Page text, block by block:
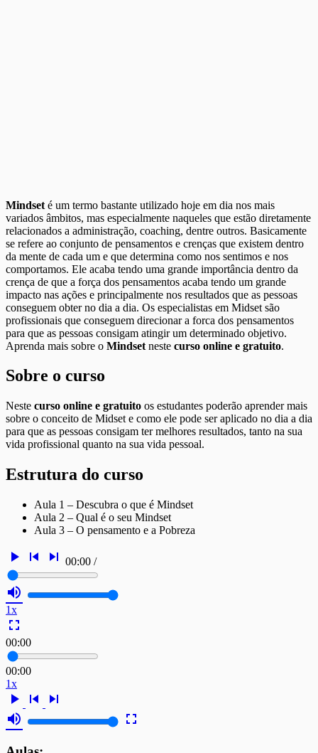
Mindset é um termo bastante utilizado hoje em dia nos mais
variados âmbitos, mas especialmente naqueles que estão diretamente
relacionados a administração, coaching, dentre outros. Basicamente
se refere ao conjunto de pensamentos e crenças que existem dentro
da mente de cada um e que determina como nos sentimos e nos
comportamos. Ele acaba tendo uma grande importância dentro da
crença de que a força dos pensamentos acaba tendo um grande
impacto nas ações e principalmente nos resultados que as pessoas
conseguem obter no dia a dia. Os especialistas em Midset são
profissionais que conseguem direcionar a forca dos pensamentos
para que as pessoas consigam atingir um determinado objetivo.
Aprenda mais sobre o Mindset neste curso online e gratuito.
Sobre o curso
Neste curso online e gratuito os estudantes poderão aprender mais
sobre o conceito de Midset e como ele pode ser aplicado no dia a dia
para que as pessoas consigam ter melhores resultados, tanto na sua
vida profissional quanto na sua vida pessoal.
Estrutura do curso
Aula 1 – Descubra o que é Mindset
Aula 2 – Qual é o seu Mindset
Aula 3 – O pensamento e a Pobreza
play_arrow skip_previous skip_next 00:00 /
volume_up
1x
fullscreen
00:00
00:00
1x
play_arrow skip_previous
skip_next
volume_up
fullscreen